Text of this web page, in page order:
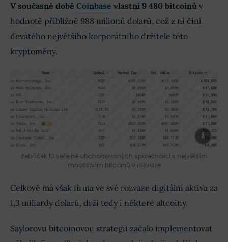
V současné době Coinbase vlastní 9 480 bitcoinů v
hodnotě přibližně 988 milionů dolarů, což z ní činí
devátého největšího korporátního držitele této
kryptoměny.
Žebříček 10 veřejně obchodovaných společností s největším
množstvím bitcoinů v rozvaze
Celkově má však firma ve své rozvaze digitální aktiva za
1,3 miliardy dolarů, drží tedy i některé altcoiny.
Saylorovu bitcoinovou strategii začalo implementovat